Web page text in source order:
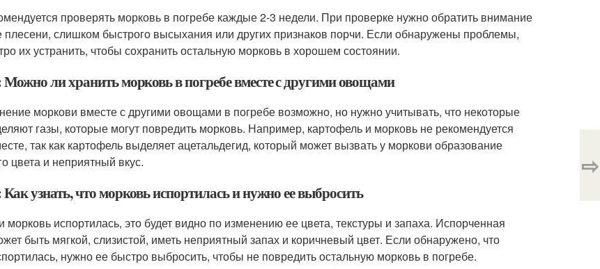
проверять морковь в погребе каждые 2-3 недели. При проверке нужно обратить внимание
плесени, слишком быстрого высыхания или других признаков порчи. Если обнаружены проблемы,
их устранить, чтобы сохранить остальную морковь в хорошем состоянии.
ли хранить морковь в погребе вместе с другими овощами
моркови вместе с другими овощами в погребе возможно, но нужно учитывать, что некоторые
газы, которые могут повредить морковь. Например, картофель и морковь не рекомендуется
так как картофель выделяет ацетальдегид, который может вызвать у моркови образование
цвета и неприятный вкус.
узнать, что морковь испортилась и нужно ее выбросить
морковь испортилась, это будет видно по изменению ее цвета, текстуры и запаха. Испорченная
быть мягкой, слизистой, иметь неприятный запах и коричневый цвет. Если обнаружено, что
нужно ее быстро выбросить, чтобы не повредить остальную морковь в погребе.
⇨